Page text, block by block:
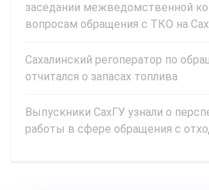
заседании межведомственной
вопросам обращения с ТКО на
Сахалинский регоператор по
отчитался о запасах топлива
Выпускники СахГУ узнали о
работы в сфере обращения с